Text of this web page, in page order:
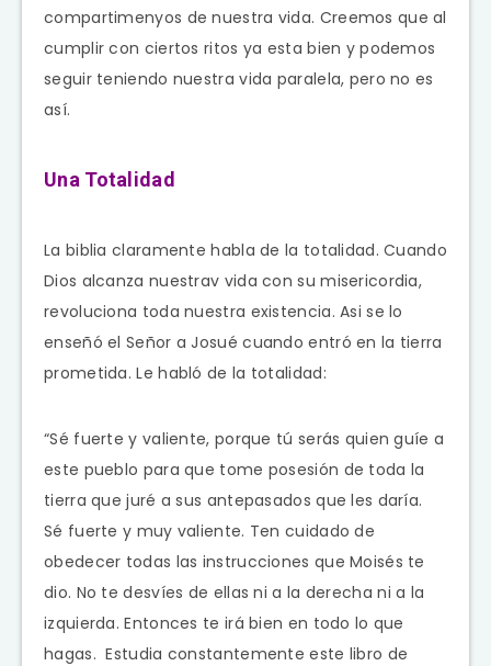
compartimenyos de nuestra vida. Creemos que al
cumplir con ciertos ritos ya esta bien y podemos
seguir teniendo nuestra vida paralela, pero no es
así.
Una Totalidad
La biblia claramente habla de la totalidad. Cuando
Dios alcanza nuestrav vida con su misericordia,
revoluciona toda nuestra existencia. Asi se lo
enseñó el Señor a Josué cuando entró en la tierra
prometida. Le habló de la totalidad:
“Sé fuerte y valiente, porque tú serás quien guíe a
este pueblo para que tome posesión de toda la
tierra que juré a sus antepasados que les daría.
Sé fuerte y muy valiente. Ten cuidado de
obedecer todas las instrucciones que Moisés te
dio. No te desvíes de ellas ni a la derecha ni a la
izquierda. Entonces te irá bien en todo lo que
hagas. Estudia constantemente este libro de